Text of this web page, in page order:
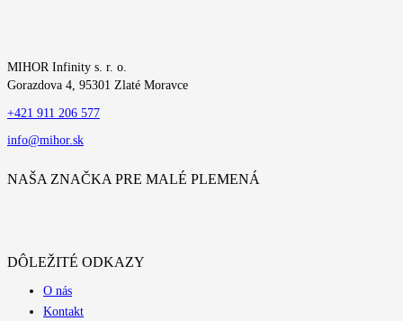
MIHOR Infinity s. r. o.
Gorazdova 4, 95301 Zlaté Moravce
+421 911 206 577
info@mihor.sk
NAŠA ZNAČKA PRE MALÉ PLEMENÁ
DÔLEŽITÉ ODKAZY
O nás
Kontakt